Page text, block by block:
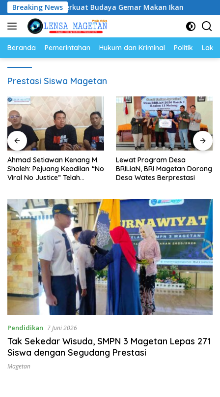
Langsung
ke
konten
Breaking News
Ikan, Perkuat Budaya Gemar Makan Ikan
Beranda Pemerintahan Hukum dan Kriminal Politik
Prestasi Siswa Magetan
Ahmad Setiawan Kenang M.
Sholeh: Pejuang Keadilan “No
Viral No Justice” Telah
Lewat Program Desa
BRILiaN, BRI Magetan Dorong
Desa Wates Berprestasi
Pendidikan 7 Juni 2026
Tak Sekedar Wisuda, SMPN 3 Magetan Lepas 271
Siswa dengan Segudang Prestasi
Magetan